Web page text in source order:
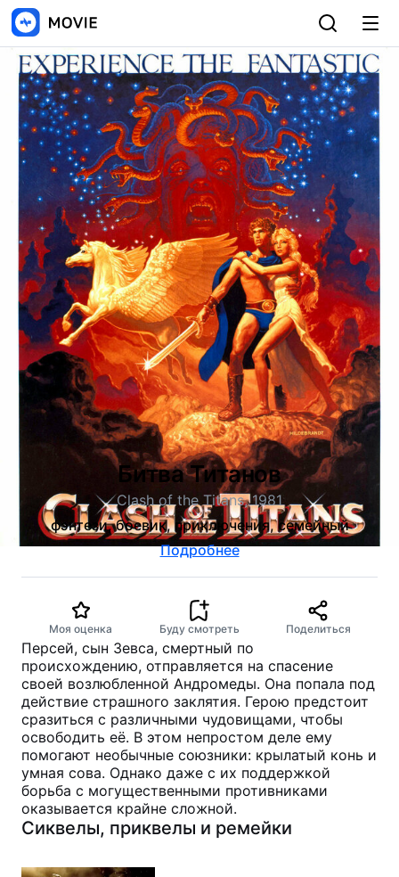
Битва Титанов
Clash of the Titans, 1981
фэнтези, боевик, приключения, семейный
Подробнее
Моя оценка Буду смотреть Поделиться
Персей, сын Зевса, смертный по
происхождению, отправляется на спасение
своей возлюбленной Андромеды. Она попала под
действие страшного заклятия. Герою предстоит
сразиться с различными чудовищами, чтобы
освободить её. В этом непростом деле ему
помогают необычные союзники: крылатый конь и
умная сова. Однако даже с их поддержкой
борьба с могущественными противниками
оказывается крайне сложной.
Сиквелы, приквелы и ремейки